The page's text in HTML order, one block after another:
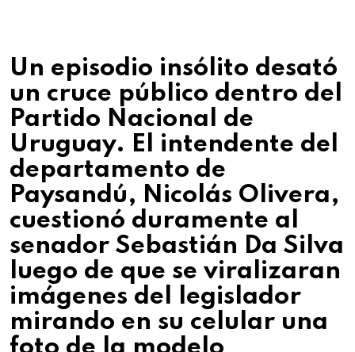
Un episodio insólito desató
un cruce público dentro del
Partido Nacional de
Uruguay. El intendente del
departamento de
Paysandú, Nicolás Olivera,
cuestionó duramente al
senador Sebastián Da Silva
luego de que se viralizaran
imágenes del legislador
mirando en su celular una